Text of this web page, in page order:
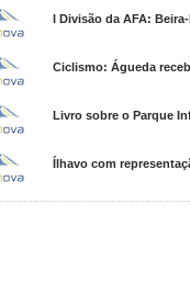
I Divisão da AFA:
Ciclismo: Águeda
Livro sobre o Parque
Ílhavo com